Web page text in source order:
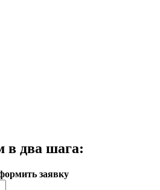
в два шага:
заявку